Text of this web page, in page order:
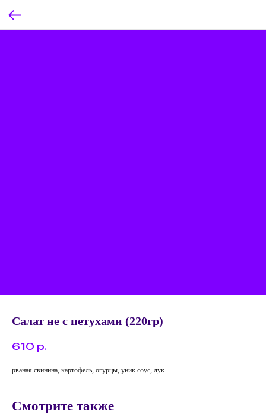
Салат не с петухами (220гр)
610 р.
рваная свинина, картофель, огурцы, уник соус, лук
Смотрите также